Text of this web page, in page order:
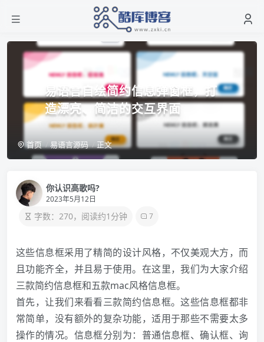
易语言自绘简约信息弹窗框，打
造漂亮、简洁的交互界面
首页 易语言源码 正文
你认识高歌吗?
2023年5月12日
字数：270，阅读约1分钟 7
这些信息框采用了精简的设计风格，不仅美观大方，而
且功能齐全，并且易于使用。在这里，我们为大家介绍
三款简约信息框和五款mac风格信息框。
首先，让我们来看看三款简约信息框。这些信息框都非
常简单，没有额外的复杂功能，适用于那些不需要太多
操作的情况。信息框分别为：普通信息框、确认框、询